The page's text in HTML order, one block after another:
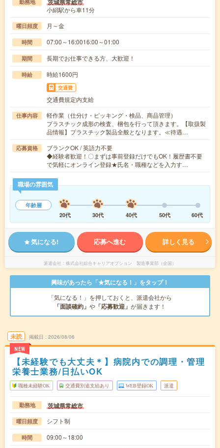
勤務地 茨城県常総市
小絹駅から車11分
曜日頻度 月～金
時間 07:00～16:0016:00～01:00
期間 長期でお仕事できる方、大歓迎！
時給 時給1600円
交通費
交通費規定内支給
仕事内容
軽作業（仕分け・ピッキング・検品、商品管理）
プラスチック成形の検査、梱包を行って頂きます。【取扱製
品情報】プラスチック製品全般となります。≪待遇…
応募資格
ブランクOK / 英語力不要
◆経験者歓迎！〇まずは事前登録だけでもOK！履歴書不要
で気軽にオンライン登録★氏名・職種などを入力す…
職場の雰囲気
年齢層
20代
30代 40代 50代 60代
気になる! 応募へ進む 詳しく見る
派遣会社 株式会社綜合キャリアオプション 製造事業部（全国）
興味があったら「★気になる！」をタップ！
「気になる！」を押しておくと、派遣会社から
「面談確約」 や 「応募歓迎」 が届きます！
未読
NEW
掲載日 2026/08/06
【未経験でも大丈夫＊】病院内での調理・管理
栄養士業務/日払いOK
職種未経験OK 交通費別途支給あり WEB登録OK 派遣
勤務地 茨城県常総市
曜日頻度 シフト制
時間 09:00～18:00